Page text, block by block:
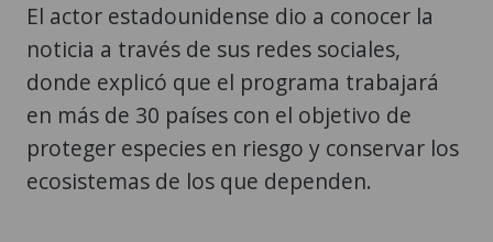
El actor estadounidense dio a conocer la
noticia a través de sus redes sociales,
donde explicó que el programa trabajará
en más de 30 países con el objetivo de
proteger especies en riesgo y conservar los
ecosistemas de los que dependen.